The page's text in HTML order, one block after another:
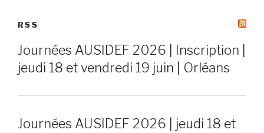
RSS
Journées AUSIDEF 2026 | Inscription |
jeudi 18 et vendredi 19 juin | Orléans
Journées AUSIDEF 2026 | jeudi 18 et